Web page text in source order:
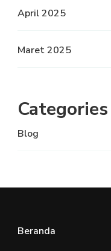
April 2025
Maret 2025
Categories
Blog
Beranda